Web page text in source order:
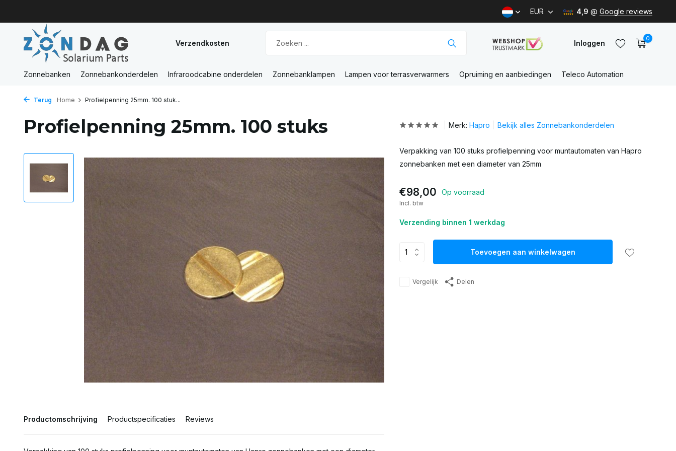
EUR 4,9 @ Google reviews
Verzendkosten Inloggen
Account
0
Zonnebanken Zonnebankonderdelen Infraroodcabine onderdelen Zonnebanklampen Lampen voor terrasverwarmers Opruiming en aanbiedingen Teleco Automation
Terug Home Profielpenning 25mm. 100 stuk...
Profielpenning 25mm. 100 stuks
Productomschrijving Productspecificaties Reviews
Merk: Hapro Bekijk alles Zonnebankonderdelen
Verpakking van 100 stuks profielpenning voor muntautomaten van Hapro
zonnebanken met een diameter van 25mm
€98,00 Op voorraad
Incl. btw
Verzending binnen 1 werkdag
Toevoegen aan winkelwagen
Vergelijk Delen